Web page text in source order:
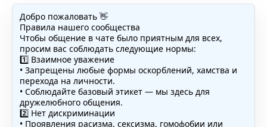
Добро пожаловать 👋
Правила нашего сообщества
Чтобы общение в чате было приятным для всех,
просим вас соблюдать следующие нормы:
1️⃣ Взаимное уважение
• Запрещены любые формы оскорблений, хамства и
перехода на личности.
• Соблюдайте базовый этикет — мы здесь для
дружелюбного общения.
2️⃣ Нет дискриминации
• Проявления расизма, сексизма, гомофобии или